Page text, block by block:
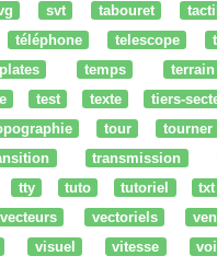
svt tabouret
téléphone telescope
temps terrain
test texte tiers-
tour tourner
transmission
tty tuto tutoriel txt
vecteurs vectoriels
visuel vitesse